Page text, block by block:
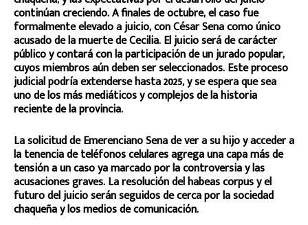
continúan creciendo. A finales de octubre, el caso fue
formalmente elevado a juicio, con César Sena como único
acusado de la muerte de Cecilia. El juicio será de carácter
público y contará con la participación de un jurado popular,
cuyos miembros aún deben ser seleccionados. Este proceso
judicial podría extenderse hasta 2025, y se espera que sea
uno de los más mediáticos y complejos de la historia
reciente de la provincia.
La solicitud de Emerenciano Sena de ver a su hijo y acceder a
la tenencia de teléfonos celulares agrega una capa más de
tensión a un caso ya marcado por la controversia y las
acusaciones graves. La resolución del habeas corpus y el
futuro del juicio serán seguidos de cerca por la sociedad
chaqueña y los medios de comunicación.